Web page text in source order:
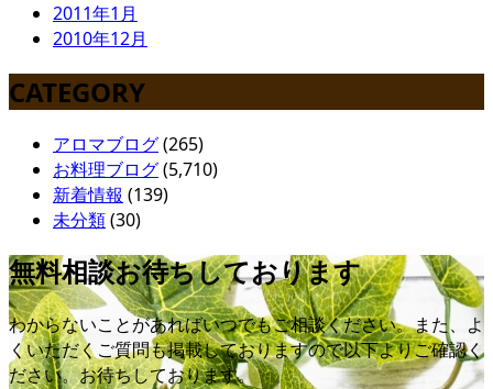
2011年1月
2010年12月
CATEGORY
アロマブログ(265)
お料理ブログ(5,710)
新着情報 (139)
未分類(30)
無料相談お待ちしております
わからないことがあればいつでもご相談ください。また、よ
くいただくご質問も掲載しておりますので以下よりご確認く
ださい。お待ちしております。